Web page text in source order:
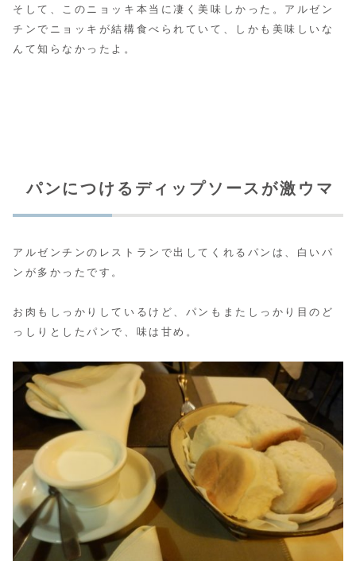
そして、このニョッキ本当に凄く美味しかった。アルゼン
チンでニョッキが結構食べられていて、しかも美味しいな
んて知らなかったよ。
パンにつけるディップソースが激ウマ
アルゼンチンのレストランで出してくれるパンは、白いパ
ンが多かったです。
お肉もしっかりしているけど、パンもまたしっかり目のど
っしりとしたパンで、味は甘め。